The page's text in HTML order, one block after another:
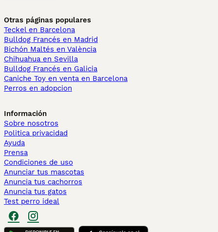
Otras páginas populares
Teckel en Barcelona
Bulldog Francés en Madrid
Bichón Maltés en València
Chihuahua en Sevilla
Bulldog Francés en Galicia
Caniche Toy en venta en Barcelona
Perros en adopcion
Información
Sobre nosotros
Politica privacidad
Ayuda
Prensa
Condiciones de uso
Anunciar tus mascotas
Anuncia tus cachorros
Anuncia tus gatos
Test perro ideal